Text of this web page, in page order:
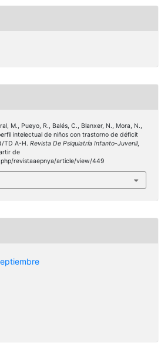
M., Pueyo, R., Balés, C., Blanxer, N., Mora, N.,
intelectual de niños con trastorno de déficit
TD A-H. Revista De Psiquiatría Infanto-Juvenil,
de
revistaaepnya/article/view/449